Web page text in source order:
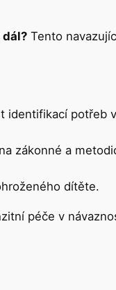
dál? Tento
identifikací potřeb
zákonné a
dítěte.
péče v